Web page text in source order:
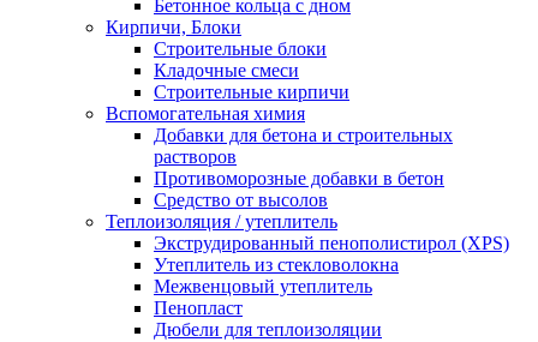
Бетонное кольца с дном
Кирпичи, Блоки
Строительные блоки
Кладочные смеси
Строительные кирпичи
Вспомогательная химия
Добавки для бетона и строительных
растворов
Противоморозные добавки в бетон
Средство от высолов
Теплоизоляция / утеплитель
Экструдированный пенополистирол (XPS)
Утеплитель из стекловолокна
Межвенцовый утеплитель
Пенопласт
Дюбели для теплоизоляции